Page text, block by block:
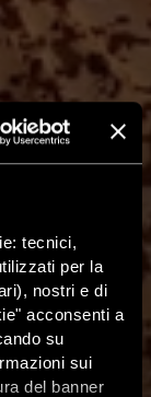
tecnici,
per la
nostri e di
acconsenti a
su
sui
del banner